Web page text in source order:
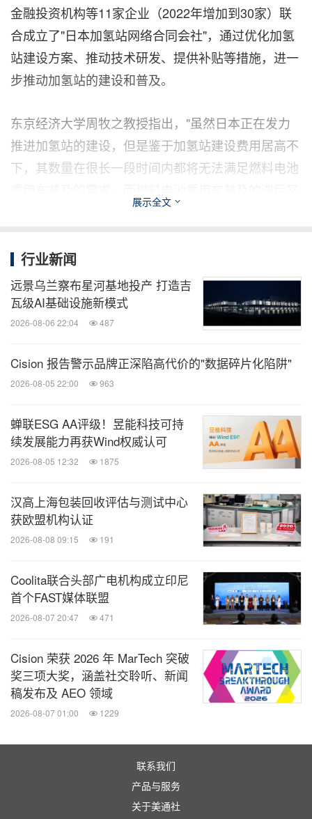
金融投资机构等11家企业（2022年增加到30家）联
合成立了"日本加氢站网络合同会社"，通过优化加氢
站建设方案、推动技术研发、提供补贴等措施，进一
步推动加氢站的建设和普及。
东京经济大学周牧之教授指出，"虽然日本正在发力
推进加氢站的建设，但是鉴于加氢站建设费用居高不
下，其数量在很长一段时间内都将无法满足燃料电池
将从经济效益上制约加氢站的建设。同时由于充电桩
用车也有着比燃料电池乘用车更好的普及前景。这一
现实也将阻碍加氢站和燃料电池车在日本的普及"。
5.重点支持商用车燃料电池车的普及
根据国家能源局数据，2022年中国已经建成270座加
氢站，约占全球加氢站总量的40%，数量位居世界第
加氢站。
国际氢能示范区加氢站是目前全球最大的加氢站。
《北京市氢燃料电池汽车车用加氢站发展规划（2021
—2025年）》提出了北京市将在2025年前建成加氢
2022年中国商用车保有量占汽车总量的12%，但是商
用车的碳排放量却占到汽车碳排放总量的55%。目前
商用车的新能源车渗透率较低，需要加速新能源车对
汽油和柴油车的替代，燃料电池车是一个有利的选
项。
近年来在双碳背景和相关政策的推动下，公交、出
租、环卫、邮政快递、物流配送等城市公共领域车辆
的电动化率在不断提升。与纯电动车相比较，燃料电
池商用车具有载重量大、续航里程长、低温适应性
展示全文
行业新闻
远景乌兰察布星河基地投产 打造吉
瓦级AI基础设施新模式
2026-08-06 22:04 487
Cision 报告警示品牌正深陷高代价的"数据碎片化陷阱"
2026-08-05 22:00 963
蝉联ESG AA评级！昱能科技可持
续发展能力再获Wind权威认可
2026-08-05 12:32 1875
汉高上海包装回收评估与测试中心
获欧盟机构认证
2026-08-08 09:15 191
Coolita联合头部广电机构成立印尼
首个FAST媒体联盟
2026-08-07 20:47 471
Cision 荣获 2026 年 MarTech 突破
奖三项大奖，涵盖社交聆听、新闻
稿发布及 AEO 领域
2026-08-07 01:00 1229
联系我们
产品与服务
关于美通社